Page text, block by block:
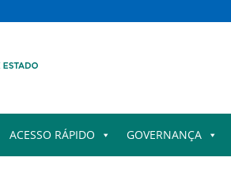
ACESSO RÁPIDO GOVERNANÇA